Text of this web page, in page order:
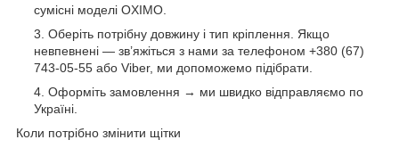
сумісні моделі OXIMO.
Оберіть потрібну довжину і тип кріплення. Якщо
невпевнені — зв’яжіться з нами за телефоном +380 (67)
743-05-55 або Viber, ми допоможемо підібрати.
Оформіть замовлення → ми швидко відправляємо по
Україні.
Коли потрібно змінити щітки